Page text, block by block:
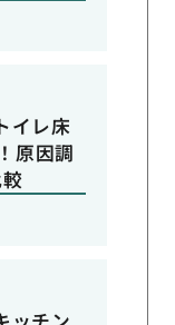
イレ床
原因調